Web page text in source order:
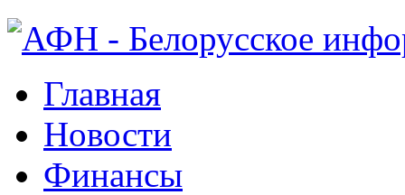
Главная
Новости
Финансы